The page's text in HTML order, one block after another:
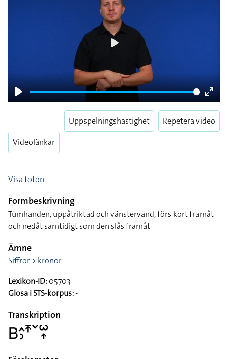
Play
Enter
Videolänkar
Uppspelningshastighet Repetera video
Visa foton
Formbeskrivning
Tumhanden, uppåtriktad och vänstervänd, förs kort framåt
och nedåt samtidigt som den slås framåt
Ämne
Siffror > kronor
Lexikon-ID:05703
Glosa i STS-korpus:-
Transkription
􌤧􌤵􌤶􌥵􌥧􌥱􌥾